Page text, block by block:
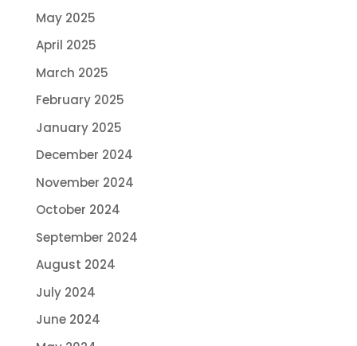
May 2025
April 2025
March 2025
February 2025
January 2025
December 2024
November 2024
October 2024
September 2024
August 2024
July 2024
June 2024